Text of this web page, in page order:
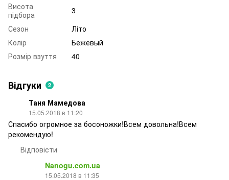
Висота
підбора
3
Сезон
Літо
Колір
Бежевый
Розмір взуття
40
Відгуки 2
Таня Мамедова
15.05.2018 в 11:20
Спасибо огромное за босоножки!Всем довольна!Всем
рекомендую!
Відповісти
Nanogu.com.ua
15.05.2018 в 11:35